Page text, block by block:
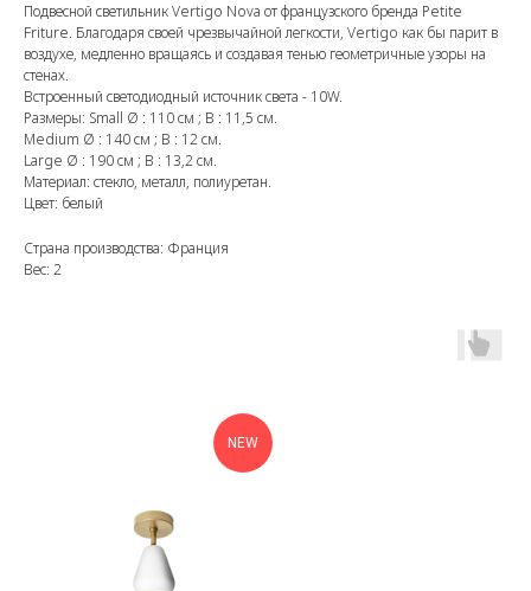
Подвесной светильник Vertigo Nova от французского бренда Petite
Friture. Благодаря своей чрезвычайной легкости, Vertigo как бы парит в
воздухе, медленно вращаясь и создавая тенью геометричные узоры на
стенах.
Встроенный светодиодный источник света - 10W.
Размеры: Small Ø : 110 см ; В : 11,5 см.
Medium Ø : 140 см ; В : 12 см.
Large Ø : 190 см ; В : 13,2 см.
Материал: стекло, металл, полиуретан.
Цвет: белый
Страна производства: Франция
Вес: 2
NEW